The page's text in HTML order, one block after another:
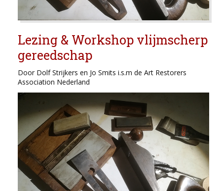
Lezing & Workshop vlijmscherp
gereedschap
Door Dolf Strijkers en Jo Smits i.s.m de Art Restorers
Association Nederland